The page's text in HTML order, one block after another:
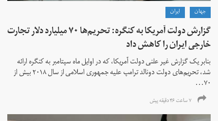
جهان ايران
گزارش دولت آمریکا به کنگره: تحریم‌ها ۷۰ میلیارد دلار تجارت
خارجی ایران را کاهش داد
بنابر یک گزارش غیر علنی دولت آمریکا، که در اوایل ماه سپتامبر به کنگره ارائه
شد، تحریم‌های دولت دونالد ترامپ علیه جمهوری اسلامی از سال ۲۰۱۸ بیش از
۷۰...
۷ ساعت ۴۶ دقیقه پیش